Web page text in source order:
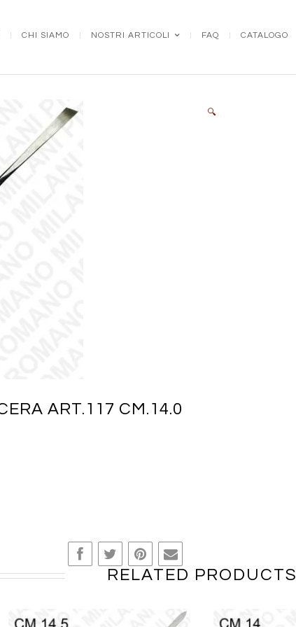
CHI SIAMO NOSTRI ARTICOLI FAQ CATALOGO
🔍
ART.117 CM.14.0
RELATED PRODUCTS